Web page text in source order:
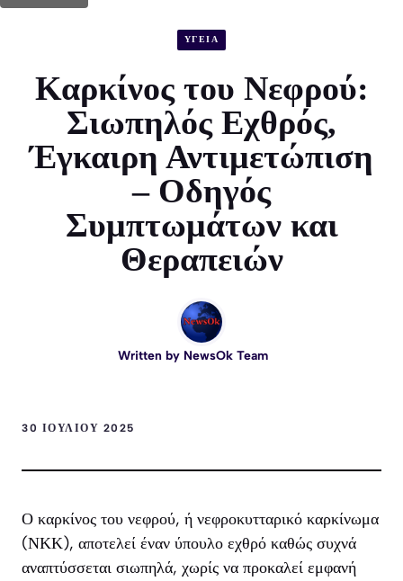
ΥΓΕΙΑ
Καρκίνος του Νεφρού:
Σιωπηλός Εχθρός,
Έγκαιρη Αντιμετώπιση
– Οδηγός
Συμπτωμάτων και
Θεραπειών
Written by NewsOk Team
30 ΙΟΥΛΊΟΥ 2025
Ο καρκίνος του νεφρού, ή νεφροκυτταρικό καρκίνωμα
(ΝΚΚ), αποτελεί έναν ύπουλο εχθρό καθώς συχνά
αναπτύσσεται σιωπηλά, χωρίς να προκαλεί εμφανή